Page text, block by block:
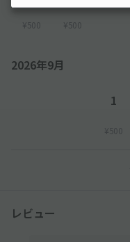
¥500 ¥500
2026年9月
1
¥500
レビュー